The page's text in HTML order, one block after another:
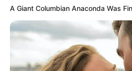
A Giant Columbian Anaconda Was